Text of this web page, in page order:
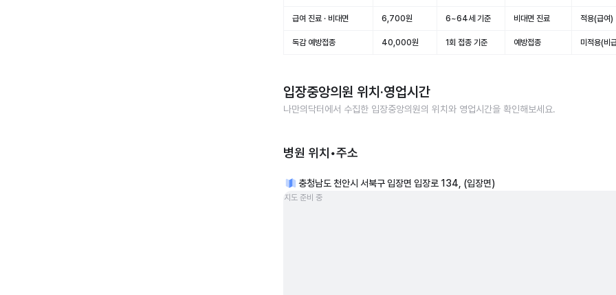
급여 진료 · 비대면 6,700원 6~64세 기준 비대면 진료 적용(급여)
독감 예방접종 40,000원 1회 접종 기준 예방접종 미적용(비
입장중앙의원 위치·영업시간
나만의닥터에서 수집한 입장중앙의원의 위치와 영업시간을 확인해보세요.
병원 위치•주소
충청남도 천안시 서북구 입장면 입장로 134, (입장면)
지도 준비 중